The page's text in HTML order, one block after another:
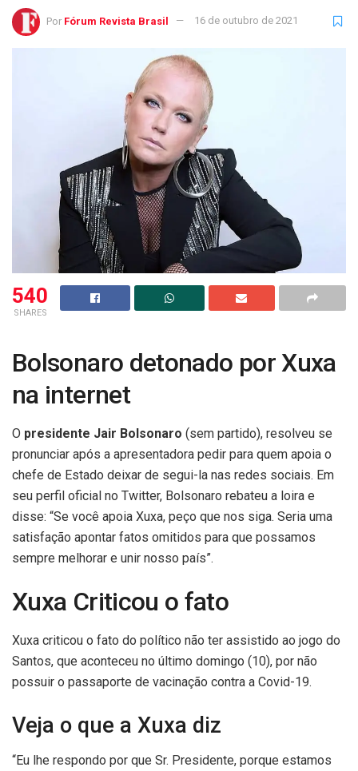
Por Fórum Revista Brasil 16 de outubro de 2021
540
SHARES
Bolsonaro detonado por Xuxa
na internet
O presidente Jair Bolsonaro (sem partido), resolveu se
pronunciar após a apresentadora pedir para quem apoia o
chefe de Estado deixar de segui-la nas redes sociais. Em
seu perfil oficial no Twitter, Bolsonaro rebateu a loira e
disse: “Se você apoia Xuxa, peço que nos siga. Seria uma
satisfação apontar fatos omitidos para que possamos
sempre melhorar e unir nosso país”.
Xuxa Criticou o fato
Xuxa criticou o fato do político não ter assistido ao jogo do
Santos, que aconteceu no último domingo (10), por não
possuir o passaporte de vacinação contra a Covid-19.
Veja o que a Xuxa diz
“Eu lhe respondo por que Sr. Presidente, porque estamos